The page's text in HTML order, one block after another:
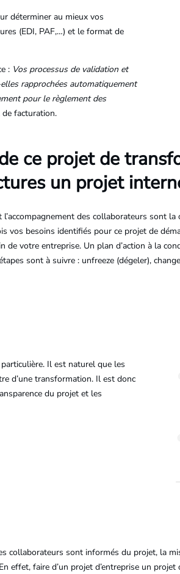
déterminer au mieux vos
(EDI, PAF,…) et le format de
: Vos processus de validation et
rapprochées automatiquement
pour le règlement des
facturation.
ce projet de
un projet
l’accompagnement des collaborateurs sont
vos besoins identifiés pour ce projet de
de votre entreprise. Un plan d’action à la
sont à suivre : unfreeze (dégeler),
Il est naturel que les
d’une transformation. Il est donc
du projet et les
collaborateurs sont informés du projet, la
effet, faire d’un projet d’entreprise un